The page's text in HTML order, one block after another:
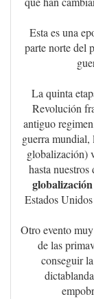
Esta es una
parte norte del
La quinta
Revolución
antiguo
guerra mundial,
globalización)
hasta
globalización
Estados
Otro evento
de las
conseguir